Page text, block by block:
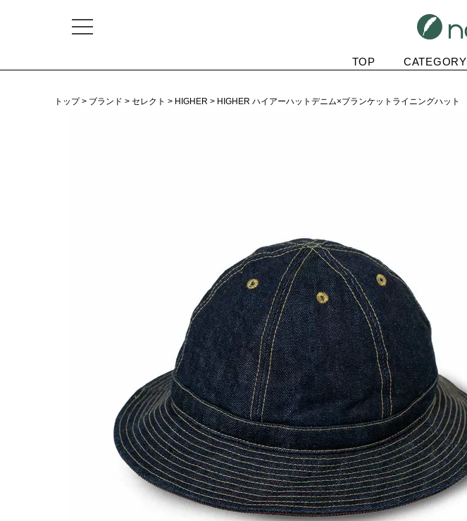
TOP CATEGORY
トップ ブランド セレクト HIGHER HIGHER ハイアーハットデニム×ブランケットライニングハット